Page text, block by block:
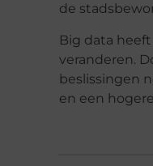
de
Big data
veranderen.
beslissingen
en een